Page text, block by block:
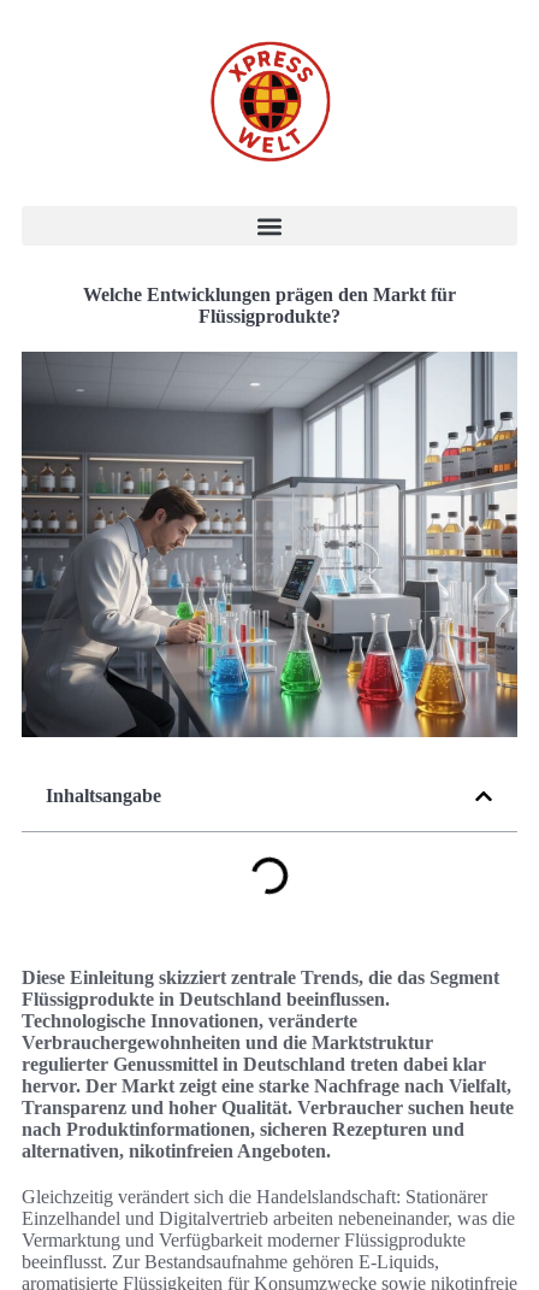
Welche Entwicklungen prägen den Markt für
Flüssigprodukte?
Inhaltsangabe
Diese Einleitung skizziert zentrale Trends, die das Segment
Flüssigprodukte in Deutschland beeinflussen.
Technologische Innovationen, veränderte
Verbrauchergewohnheiten und die Marktstruktur
regulierter Genussmittel in Deutschland treten dabei klar
hervor. Der Markt zeigt eine starke Nachfrage nach Vielfalt,
Transparenz und hoher Qualität. Verbraucher suchen heute
nach Produktinformationen, sicheren Rezepturen und
alternativen, nikotinfreien Angeboten.
Gleichzeitig verändert sich die Handelslandschaft: Stationärer
Einzelhandel und Digitalvertrieb arbeiten nebeneinander, was die
Vermarktung und Verfügbarkeit moderner Flüssigprodukte
beeinflusst. Zur Bestandsaufnahme gehören E-Liquids,
aromatisierte Flüssigkeiten für Konsumzwecke sowie nikotinfreie